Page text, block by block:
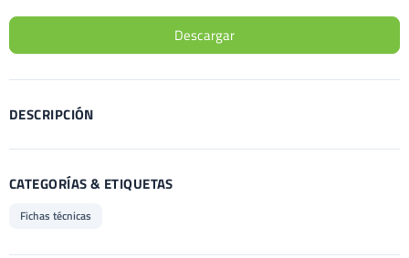
Descargar
DESCRIPCIÓN
CATEGORÍAS & ETIQUETAS
Fichas técnicas